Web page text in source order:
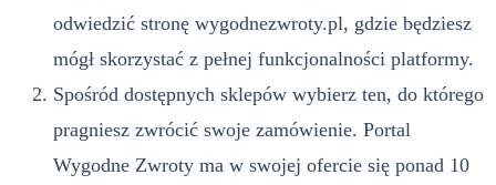
odwiedzić stronę wygodnezwroty.pl, gdzie będziesz
mógł skorzystać z pełnej funkcjonalności platformy.
Spośród dostępnych sklepów wybierz ten, do którego
pragniesz zwrócić swoje zamówienie. Portal
Wygodne Zwroty ma w swojej ofercie się ponad 10